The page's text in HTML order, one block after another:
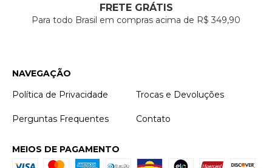
FRETE GRÁTIS
Para todo Brasil em compras acima de R$ 349,90
NAVEGAÇÃO
Política de Privacidade
Trocas e Devoluções
Perguntas Frequentes Contato
MEIOS DE PAGAMENTO